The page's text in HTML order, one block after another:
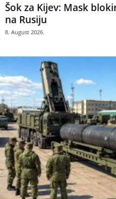
Šok za Kijev: Mask
na Rusiju
8. August 2026.